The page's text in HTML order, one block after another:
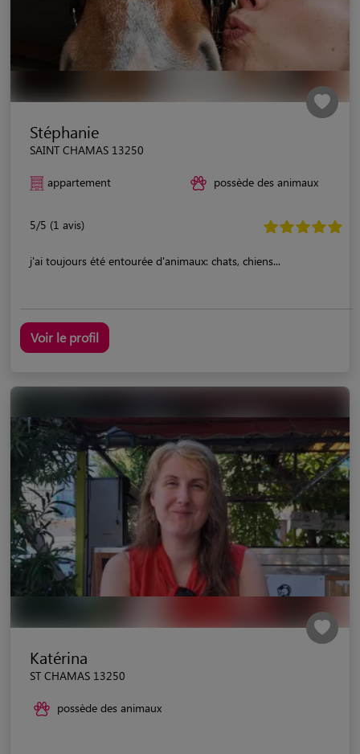
Stéphanie
SAINT CHAMAS 13250
appartement possède des animaux
5/5 (1 avis)
j'ai toujours été entourée d'animaux: chats, chiens...
Voir le profil
Katérina
ST CHAMAS 13250
possède des animaux